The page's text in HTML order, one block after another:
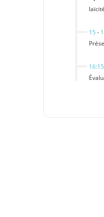
15 -
16:15